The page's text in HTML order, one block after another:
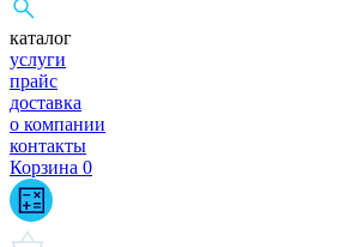
каталог
услуги
прайс
доставка
о компании
контакты
Корзина 0